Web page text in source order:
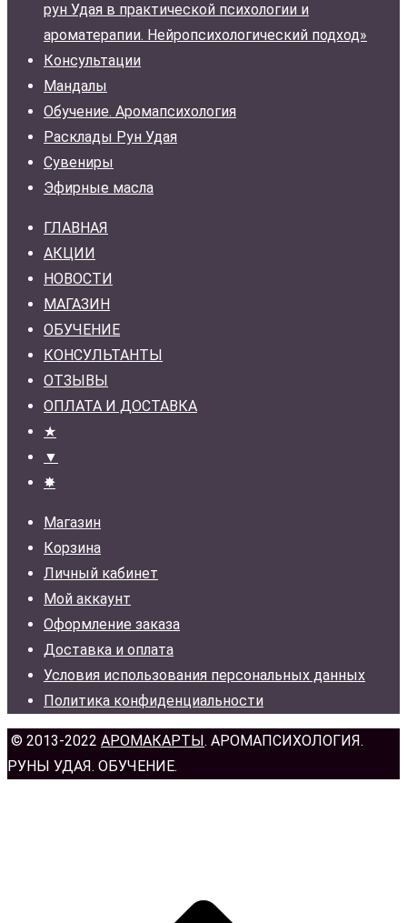
рун Удая в практической психологии и
ароматерапии. Нейропсихологический подход»
Консультации
Мандалы
Обучение. Аромапсихология
Расклады Рун Удая
Сувениры
Эфирные масла
ГЛАВНАЯ
АКЦИИ
НОВОСТИ
МАГАЗИН
ОБУЧЕНИЕ
КОНСУЛЬТАНТЫ
ОТЗЫВЫ
ОПЛАТА И ДОСТАВКА
★
▼
✸
Магазин
Корзина
Личный кабинет
Мой аккаунт
Оформление заказа
Доставка и оплата
Условия использования персональных данных
Политика конфиденциальности
© 2013-2022 АРОМАКАРТЫ . АРОМАПСИХОЛОГИЯ.
РУНЫ УДАЯ. ОБУЧЕНИЕ.